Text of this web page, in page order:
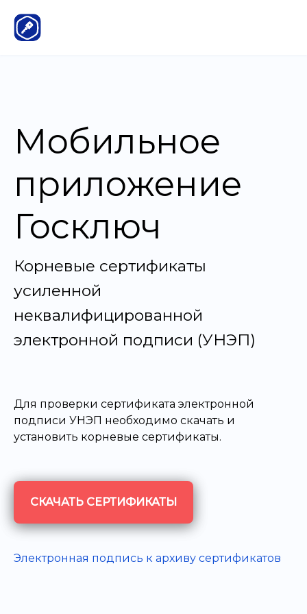
Мобильное
приложение
Госключ
Корневые сертификаты
усиленной
неквалифицированной
электронной подписи (УНЭП)
Для проверки сертификата электронной
подписи УНЭП необходимо скачать и
установить корневые сертификаты.
СКАЧАТЬ СЕРТИФИКАТЫ
Электронная подпись к архиву сертификатов